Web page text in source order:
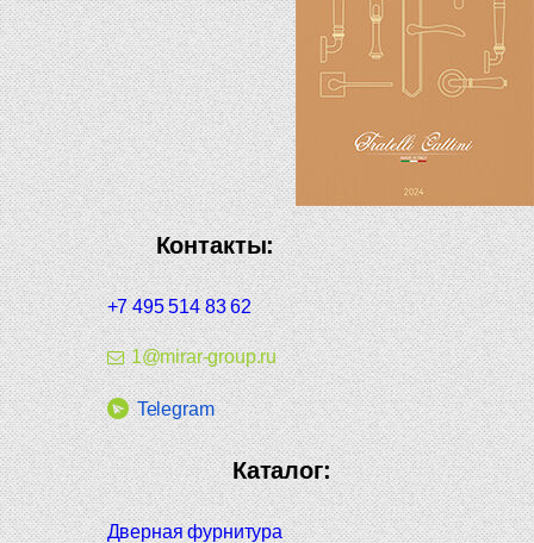
Контакты:
+7 495 514 83 62
1@mirar-group.ru
Telegram
Каталог:
Дверная фурнитура